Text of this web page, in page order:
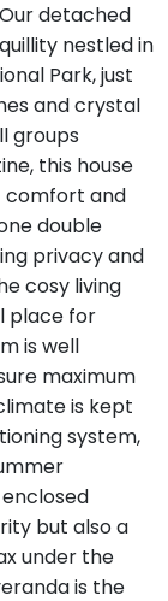
detached
nestled in
Park, just
and crystal
groups
this house
comfort and
double
privacy and
cosy living
place for
is well
maximum
is kept
system,
but also a
under the
is the